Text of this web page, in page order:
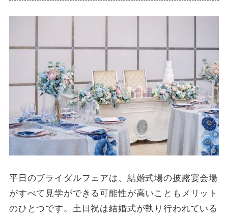
平日のブライダルフェアは、結婚式場の披露宴会場
がすべて見学ができる可能性が高いこともメリット
のひとつです。土日祝は結婚式が執り行われている